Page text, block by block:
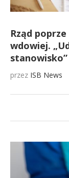
Rząd
wdowiej.
stanowisko”
przez ISB News